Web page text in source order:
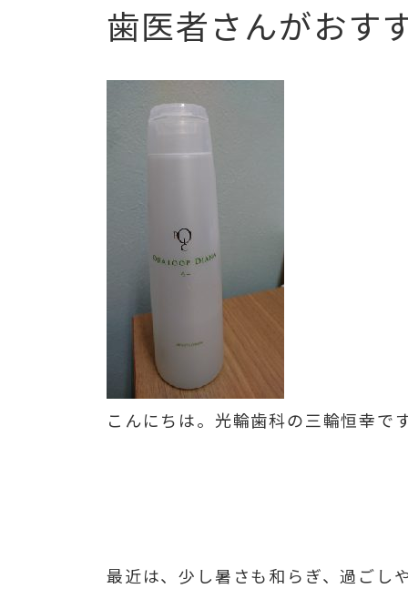
歯医者さんがおす
こんにちは。光輪歯科の三輪恒幸です
最近は、少し暑さも和らぎ、過ごし